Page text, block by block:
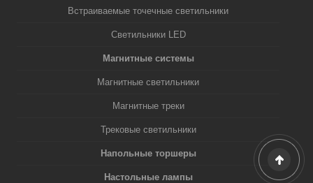
Встраиваемые точечные светильники
Светильники LED
Магнитные системы
Магнитные светильники
Магнитные треки
Трековые светильники
Напольные торшеры
Настольные лампы